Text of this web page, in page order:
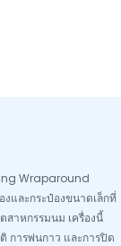
Wraparound
ละกระป๋องขนาดเล็กที่
าหกรรมนม เครื่องนี้
การพ่นกาว และการปิด